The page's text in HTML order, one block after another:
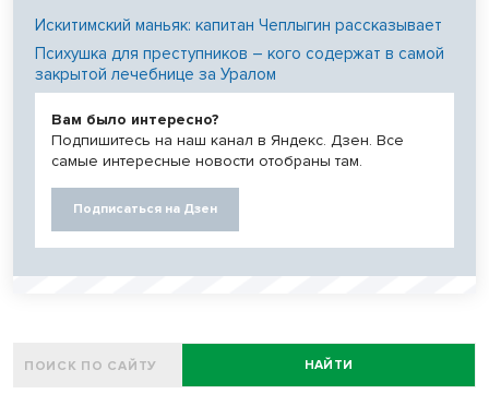
Искитимский маньяк: капитан Чеплыгин рассказывает
Психушка для преступников – кого содержат в самой
закрытой лечебнице за Уралом
Вам было интересно?
Подпишитесь на наш канал в Яндекс. Дзен. Все
самые интересные новости отобраны там.
Подписаться на Дзен
НАЙТИ